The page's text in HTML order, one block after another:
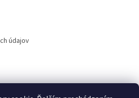
údajov